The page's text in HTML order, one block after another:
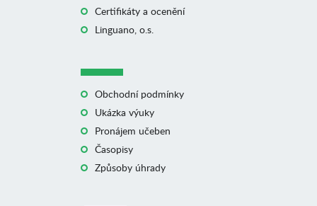
Certifikáty a ocenění
Linguano, o.s.
Obchodní podmínky
Ukázka výuky
Pronájem učeben
Časopisy
Způsoby úhrady